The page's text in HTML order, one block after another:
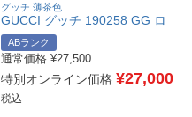
グッチ 薄茶色
GUCCI グッチ 190258 GG ロ
ゴ 肩掛け カバン ハンドバッグ
肩掛け ショルダーバッグ GGス
プリームキャンバス /レザー ユ
ニセックス ベージュ 【中古】
ABランク
通常価格 ¥27,500
特別オンライン価格 ¥27,000
税込